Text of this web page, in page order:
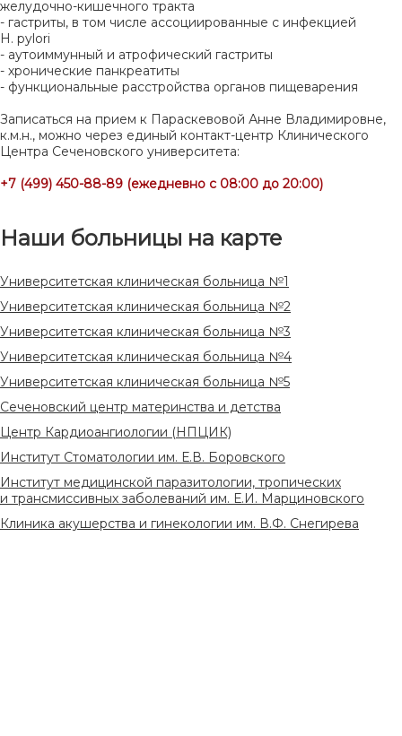
желудочно-кишечного тракта
- гастриты, в том числе ассоциированные с инфекцией
H. pylori
- аутоиммунный и атрофический гастриты
- хронические панкреатиты
- функциональные расстройства органов пищеварения
Записаться на прием к Параскевовой Анне Владимировне,
к.м.н., можно через единый контакт-центр Клинического
Центра Сеченовского университета:
+7 (499) 450-88-89 (ежедневно с 08:00 до 20:00)
Наши больницы на карте
Университетская клиническая больница №1
Университетская клиническая больница №2
Университетская клиническая больница №3
Университетская клиническая больница №4
Университетская клиническая больница №5
Сеченовский центр материнства и детства
Центр Кардиоангиологии (НПЦИК)
Институт Стоматологии им. Е.В. Боровского
Институт медицинской паразитологии, тропических
и трансмиссивных заболеваний им. Е.И. Марциновского
Клиника акушерства и гинекологии им. В.Ф. Снегирева